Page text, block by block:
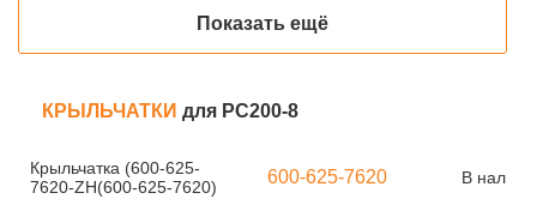
Показать ещё
КРЫЛЬЧАТКИ для PC200-8
Крыльчатка (600-625-
7620-ZH(600-625-7620)
600-625-7620 В